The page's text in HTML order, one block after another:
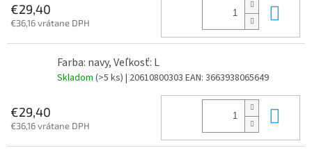
€29,40
€36,16 vrátane DPH
Farba: navy, Veľkosť: L
Skladom (>5 ks) | 20610800303 EAN: 3663938065649
€29,40
€36,16 vrátane DPH